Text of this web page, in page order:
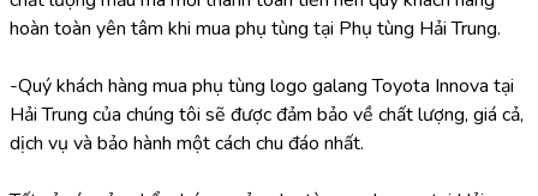
hoàn toàn yên tâm khi mua phụ tùng tại Phụ tùng Hải Trung.
-Quý khách hàng mua phụ tùng logo galang Toyota Innova tại
Hải Trung của chúng tôi sẽ được đảm bảo về chất lượng, giá cả,
dịch vụ và bảo hành một cách chu đáo nhất.